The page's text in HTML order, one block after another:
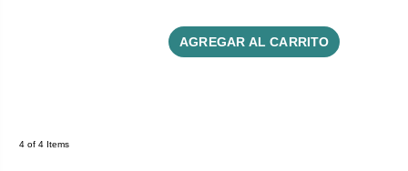
AGREGAR AL CARRITO
4 of 4 Items